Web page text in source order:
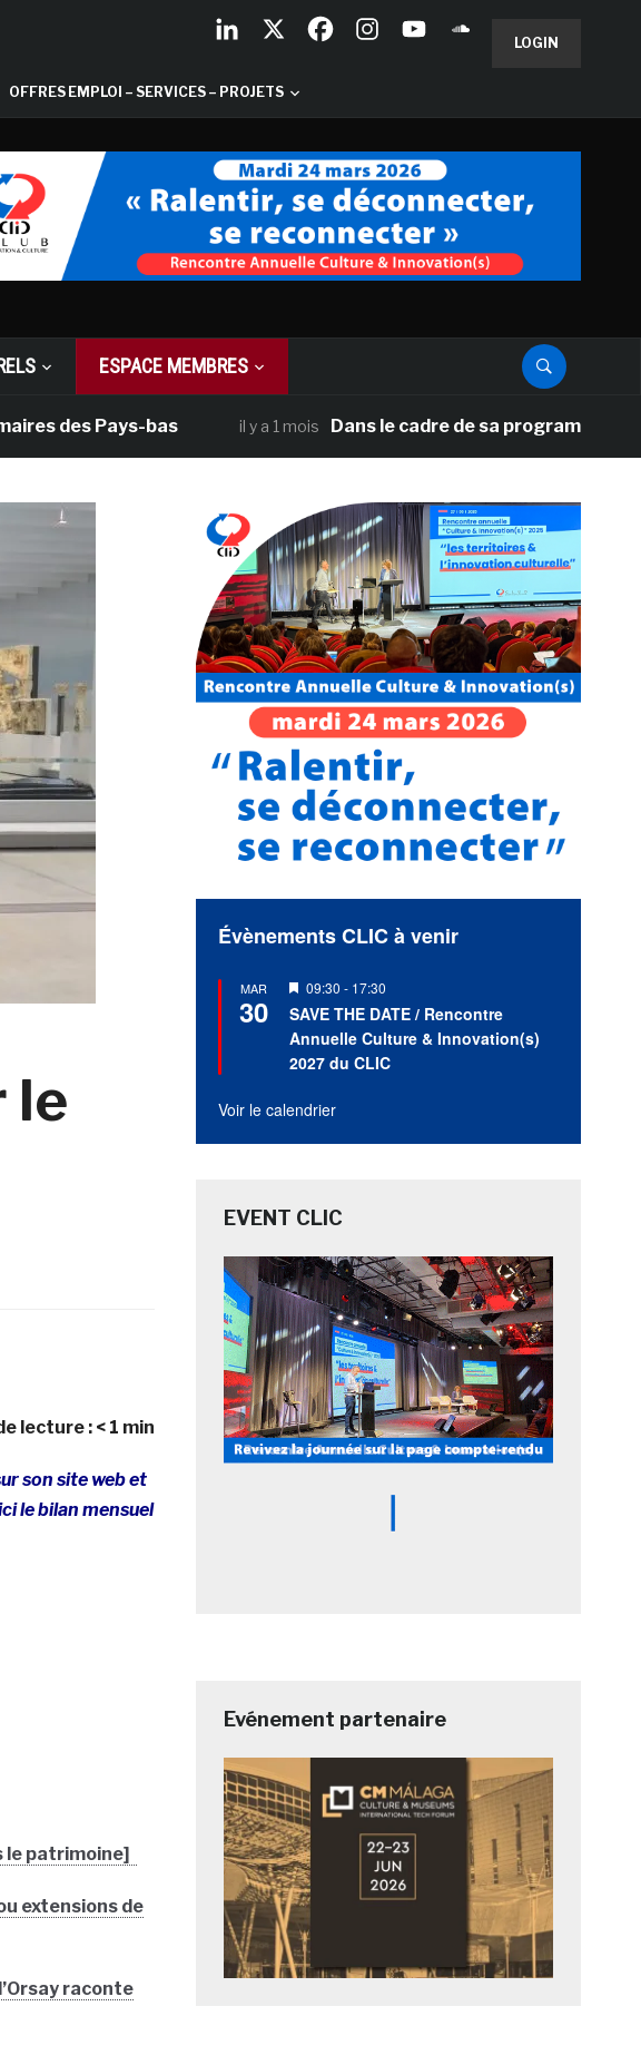
LOGIN
OFFRES EMPLOI – SERVICES – PROJETS
ESPACE MEMBRES
Pays-bas il y a 1 mois Dans le cadre de sa programmation
le
lecture : < 1 min
son site web et
le bilan mensuel
le patrimoine]
extensions de
raconte
Évènements CLIC à venir
MAR
30
Mis
en
avant
09:30 - 17:30
SAVE THE DATE / Rencontre
Annuelle Culture & Innovation(s)
2027 du CLIC
Voir le calendrier
EVENT CLIC
Evénement partenaire